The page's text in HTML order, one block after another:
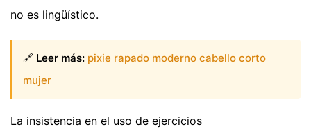
no es lingüístico.
🔗 Leer más: pixie rapado moderno cabello corto
mujer
La insistencia en el uso de ejercicios